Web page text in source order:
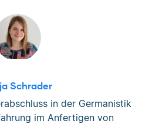
Schrader
in der Germanistik
im Anfertigen von